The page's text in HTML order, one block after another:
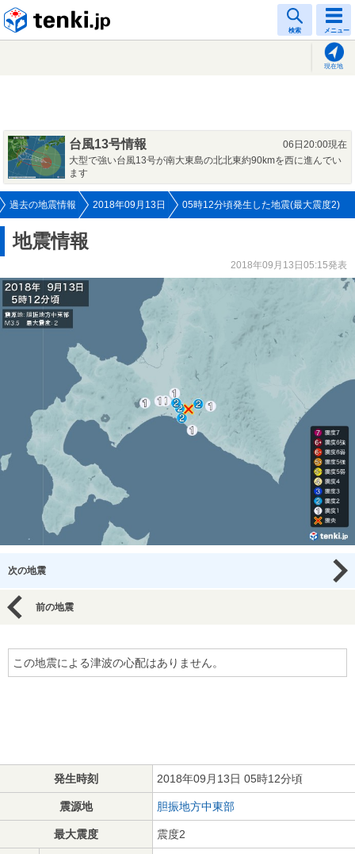
検索 メニュー
現在地
台風13号情報
06日20:00現在
大型で強い台風13号が南大東島の北北東約90kmを西に進んでい
ます
過去の地震情報 2018年09月13日 05時12分頃発生した地震(最大震度2)
地震情報
2018年09月13日05:15発表
次の地震
前の地震
この地震による津波の心配はありません。
発生時刻 2018年09月13日 05時12分頃
震源地 胆振地方中東部
最大震度 震度2